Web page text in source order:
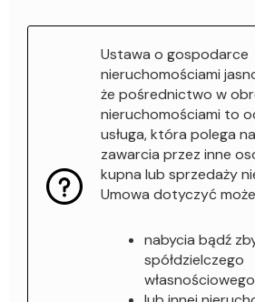
Ustawa o gospodarce
nieruchomościami
że pośrednictwo w
nieruchomościami to
usługa, która polega
zawarcia przez inne
kupna lub sprzedaży
Umowa dotyczyć może
nabycia bądź
spółdzielczego